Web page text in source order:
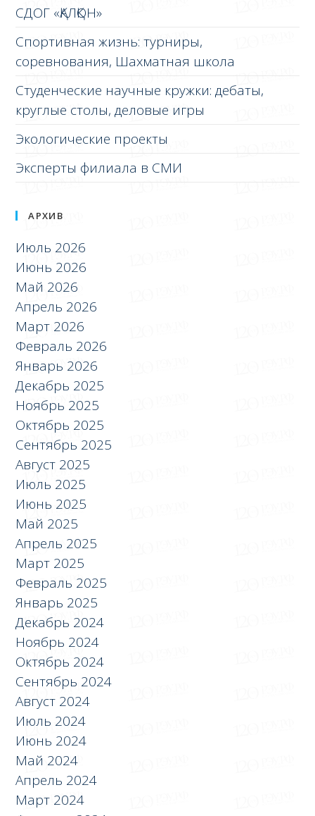
СДОГ «ҚАЛҚОН»
Спортивная жизнь: турниры,
соревнования, Шахматная школа
Студенческие научные кружки: дебаты,
круглые столы, деловые игры
Экологические проекты
Эксперты филиала в СМИ
АРХИВ
Июль 2026
Июнь 2026
Май 2026
Апрель 2026
Март 2026
Февраль 2026
Январь 2026
Декабрь 2025
Ноябрь 2025
Октябрь 2025
Сентябрь 2025
Август 2025
Июль 2025
Июнь 2025
Май 2025
Апрель 2025
Март 2025
Февраль 2025
Январь 2025
Декабрь 2024
Ноябрь 2024
Октябрь 2024
Сентябрь 2024
Август 2024
Июль 2024
Июнь 2024
Май 2024
Апрель 2024
Март 2024